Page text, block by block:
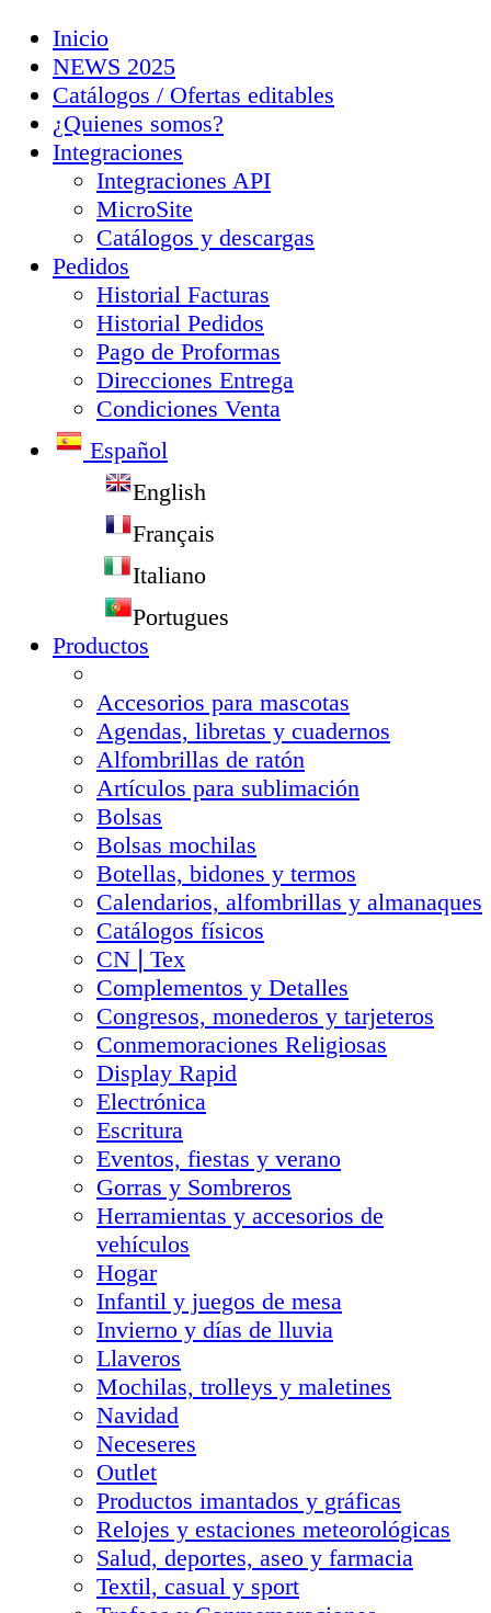
Inicio
NEWS 2025
Catálogos / Ofertas editables
¿Quienes somos?
Integraciones
Integraciones API
MicroSite
Catálogos y descargas
Pedidos
Historial Facturas
Historial Pedidos
Pago de Proformas
Direcciones Entrega
Condiciones Venta
Español
English
Français
Italiano
Portugues
Productos
Accesorios para mascotas
Agendas, libretas y cuadernos
Alfombrillas de ratón
Artículos para sublimación
Bolsas
Bolsas mochilas
Botellas, bidones y termos
Calendarios, alfombrillas y almanaques
Catálogos físicos
CN❘Tex
Complementos y Detalles
Congresos, monederos y tarjeteros
Conmemoraciones Religiosas
Display Rapid
Electrónica
Escritura
Eventos, fiestas y verano
Gorras y Sombreros
Herramientas y accesorios de
vehículos
Hogar
Infantil y juegos de mesa
Invierno y días de lluvia
Llaveros
Mochilas, trolleys y maletines
Navidad
Neceseres
Outlet
Productos imantados y gráficas
Relojes y estaciones meteorológicas
Salud, deportes, aseo y farmacia
Textil, casual y sport